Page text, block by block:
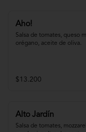
Aho!
Salsa de tomates, queso
orégano, aceite de oliva.
$13.200
Alto Jardín
Salsa de tomates,